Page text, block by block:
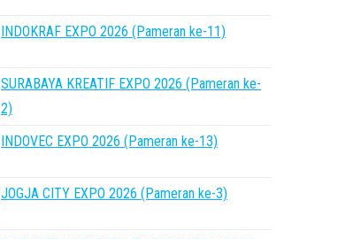
INDOKRAF EXPO 2026 (Pameran ke-11)
SURABAYA KREATIF EXPO 2026 (Pameran ke-
2)
INDOVEC EXPO 2026 (Pameran ke-13)
JOGJA CITY EXPO 2026 (Pameran ke-3)